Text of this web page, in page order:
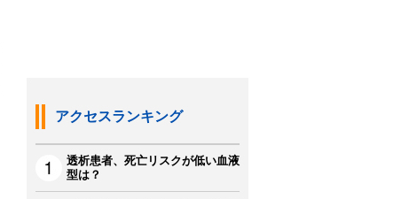
アクセスランキング
透析患者、死亡リスクが低い血液
型は？